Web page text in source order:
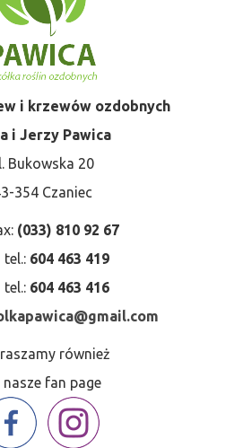
i krzewów ozdobnych
i Jerzy Pawica
Bukowska 20
354 Czaniec
(033) 810 92 67
tel.:604 463 419
tel.:604 463 416
również
nasze fan page